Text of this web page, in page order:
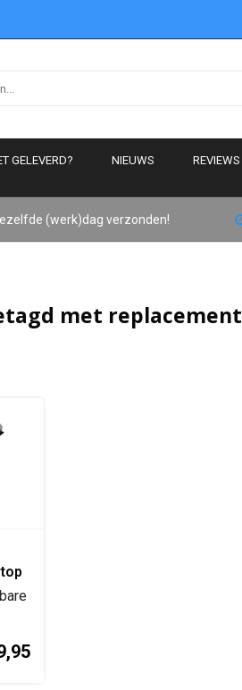
GELEVERD? NIEUWS REVIEWS
(werk)dag verzonden!
met replacement